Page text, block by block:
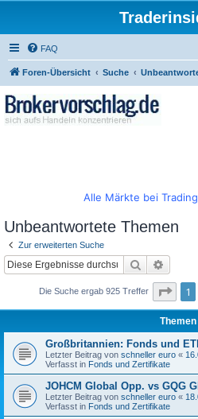
FAQ
Foren-Übersicht Suche
Alle Märkte bei
Unbeantwortete Themen
Zur erweiterten Suche
Suche
Die Suche ergab 925 Treffer Seite
1
Themen
Großbritannien: Fonds und
Letzter Beitrag von schneller euro «
Verfasst in Fonds und Zertifikate
JOHCM Global Opp. vs GQG
Letzter Beitrag von schneller euro «
Verfasst in Fonds und Zertifikate